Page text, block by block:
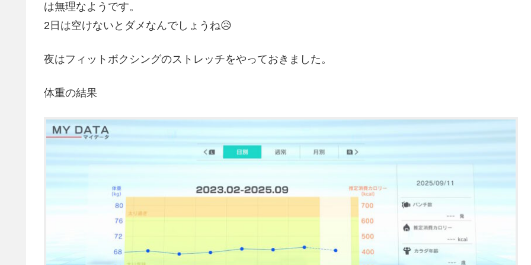
は無理なようです。
2日は空けないとダメなんでしょうね😥
夜はフィットボクシングのストレッチをやっておきました。
体重の結果